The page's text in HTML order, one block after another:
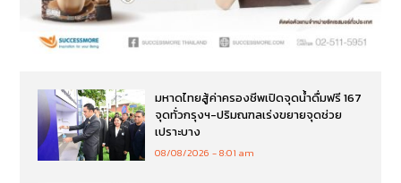
มหาดไทยสู้ค่าครองชีพเปิดจุดน้ำดื่มฟรี 167
จุดทั่วกรุงฯ-ปริมณฑลเร่งขยายจุดช่วย
เปราะบาง
08/08/2026 8:01 am